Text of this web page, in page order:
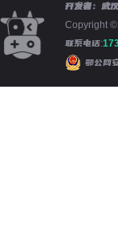
开发者：武
Copyright
联系电话:
鄂公网